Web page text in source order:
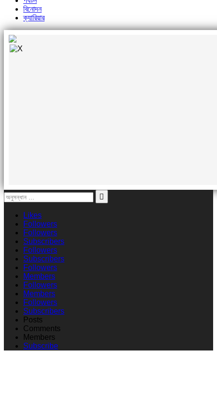
বিনোদন
ক্যারিয়ার
Likes
Followers
Followers
Subscribers
Followers
Subscribers
Followers
Members
Followers
Members
Followers
Subscribers
Posts
Comments
Members
Subscribe